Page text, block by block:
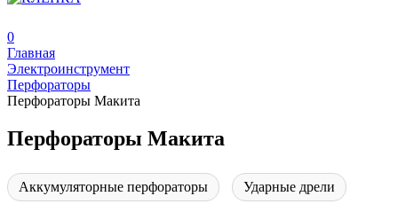
0
Главная
Электроинструмент
Перфораторы
Перфораторы Макита
Перфораторы Макита
Аккумуляторные перфораторы Ударные дрели